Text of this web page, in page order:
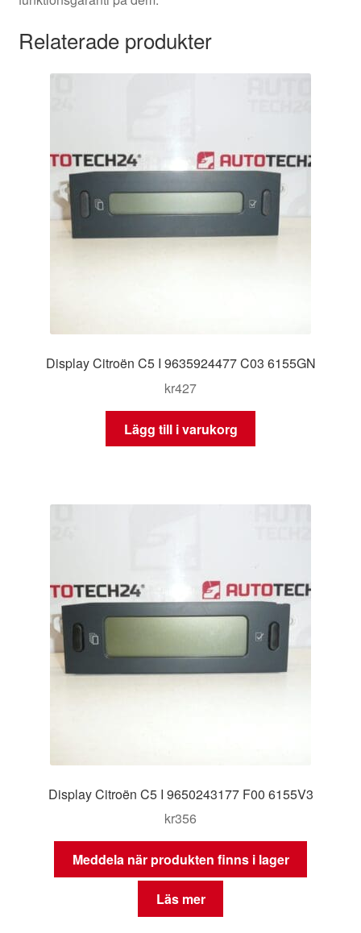
Relaterade produkter
Display Citroën C5 I 9635924477 C03 6155GN
kr427
Lägg till i varukorg
Display Citroën C5 I 9650243177 F00 6155V3
kr356
Meddela när produkten finns i lager
Läs mer